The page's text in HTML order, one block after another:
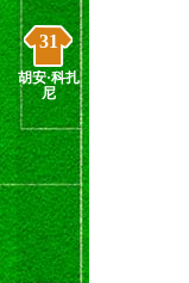
31
胡安·科扎
尼